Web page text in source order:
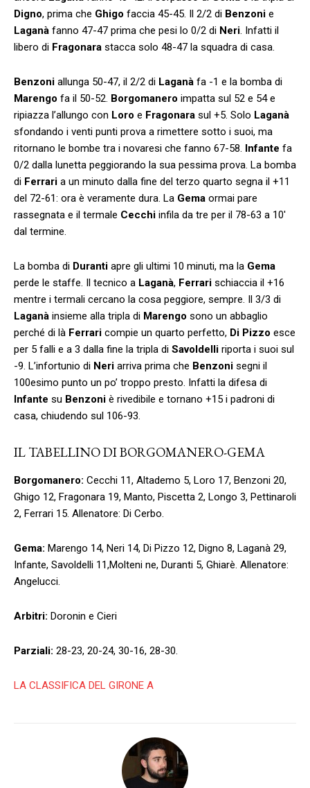
Digno, prima che Ghigo faccia 45-45. Il 2/2 di Benzoni e
Laganà fanno 47-47 prima che pesi lo 0/2 di Neri. Infatti il
libero di Fragonara stacca solo 48-47 la squadra di casa.
Benzoni allunga 50-47, il 2/2 di Laganà fa -1 e la bomba di
Marengo fa il 50-52. Borgomanero impatta sul 52 e 54 e
ripiazza l’allungo con Loro e Fragonara sul +5. Solo Laganà
sfondando i venti punti prova a rimettere sotto i suoi, ma
ritornano le bombe tra i novaresi che fanno 67-58. Infante fa
0/2 dalla lunetta peggiorando la sua pessima prova. La bomba
di Ferrari a un minuto dalla fine del terzo quarto segna il +11
del 72-61: ora è veramente dura. La Gema ormai pare
rassegnata e il termale Cecchi infila da tre per il 78-63 a 10′
dal termine.
La bomba di Duranti apre gli ultimi 10 minuti, ma la Gema
perde le staffe. Il tecnico a Laganà, Ferrari schiaccia il +16
mentre i termali cercano la cosa peggiore, sempre. Il 3/3 di
Laganà insieme alla tripla di Marengo sono un abbaglio
perché di là Ferrari compie un quarto perfetto, Di Pizzo esce
per 5 falli e a 3 dalla fine la tripla di Savoldelli riporta i suoi sul
-9. L’infortunio di Neri arriva prima che Benzoni segni il
100esimo punto un po’ troppo presto. Infatti la difesa di
Infante su Benzoni è rivedibile e tornano +15 i padroni di
casa, chiudendo sul 106-93.
IL TABELLINO DI BORGOMANERO-GEMA
Borgomanero: Cecchi 11, Altademo 5, Loro 17, Benzoni 20,
Ghigo 12, Fragonara 19, Manto, Piscetta 2, Longo 3, Pettinaroli
2, Ferrari 15. Allenatore: Di Cerbo.
Gema: Marengo 14, Neri 14, Di Pizzo 12, Digno 8, Laganà 29,
Infante, Savoldelli 11,Molteni ne, Duranti 5, Ghiarè. Allenatore:
Angelucci.
Arbitri: Doronin e Cieri
Parziali: 28-23, 20-24, 30-16, 28-30.
LA CLASSIFICA DEL GIRONE A